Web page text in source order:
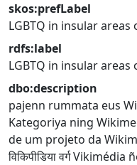
skos:prefLabel
LGBTQ in insular
rdfs:label
LGBTQ in insular
dbo:description
pajenn rummata eus
Kategoriya ning
de um projeto da
विकिपीडिया वर्गVikimédia